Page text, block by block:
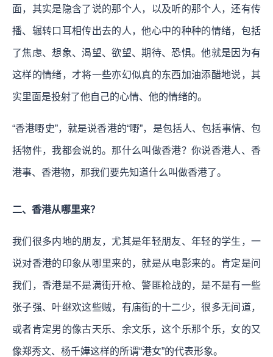
面，其实是隐含了说的那个人，以及听的那个人，还有传
播、辗转口耳相传出去的人，他心中的种种的情绪，包括
了焦虑、想象、渴望、欲望、期待、恐惧。他就是因为有
这样的情绪，才将一些亦幻似真的东西加油添醋地说，其
实里面是投射了他自己的心情、他的情绪的。
“香港嘢史”，就是说香港的“嘢”，是包括人、包括事情、包
括物件，我都会说的。那什么叫做香港？你说香港人、香
港事、香港物，那我们要先知道什么叫做香港了。
二、香港从哪里来？
我们很多内地的朋友，尤其是年轻朋友、年轻的学生，一
说对香港的印象从哪里来的，就是从电影来的。肯定是问
我们，香港是不是满街开枪、警匪枪战的，是不是有一些
张子强、叶继欢这些贼，有庙街的十二少，很多无间道，
或者肯定男的像古天乐、余文乐，这个乐那个乐，女的又
像郑秀文、杨千嬅这样的所谓“港女”的代表形象。